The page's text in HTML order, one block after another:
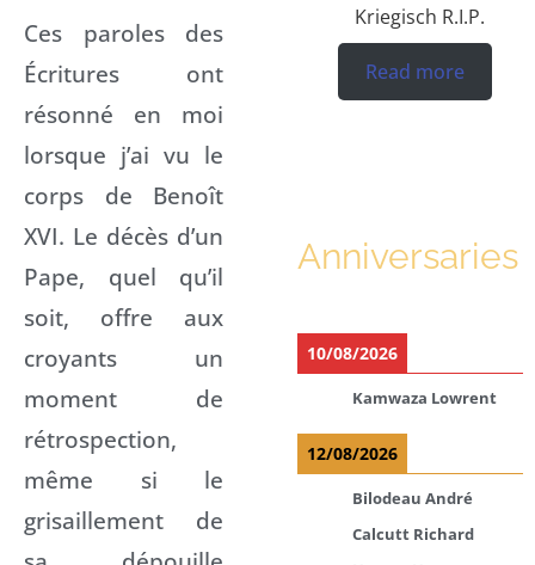
Ces paroles des
Écritures ont
résonné en moi
lorsque j’ai vu le
corps de Benoît
XVI. Le décès d’un
Pape, quel qu’il
soit, offre aux
croyants un
moment de
rétrospection,
même si le
grisaillement de
Kriegisch R.I.P.
Read more
Anniversaries
10/08/2026
Kamwaza Lowrent
12/08/2026
Bilodeau André
Calcutt Richard